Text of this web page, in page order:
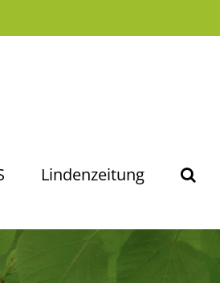
Lindenzeitung